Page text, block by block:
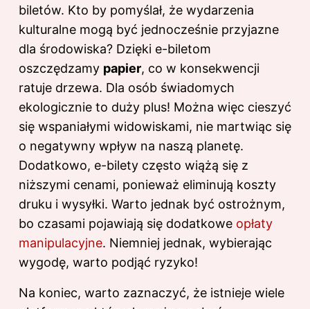
biletów. Kto by pomyślał, że wydarzenia
kulturalne mogą być jednocześnie przyjazne
dla środowiska? Dzięki e-biletom
oszczędzamy papier, co w konsekwencji
ratuje drzewa. Dla osób świadomych
ekologicznie to duży plus! Można więc cieszyć
się wspaniałymi widowiskami, nie martwiąc się
o negatywny wpływ na naszą planetę.
Dodatkowo, e-bilety często wiążą się z
niższymi cenami, ponieważ eliminują koszty
druku i wysyłki. Warto jednak być ostrożnym,
bo czasami pojawiają się dodatkowe opłaty
manipulacyjne. Niemniej jednak, wybierając
wygodę, warto podjąć ryzyko!
Na koniec, warto zaznaczyć, że istnieje wiele